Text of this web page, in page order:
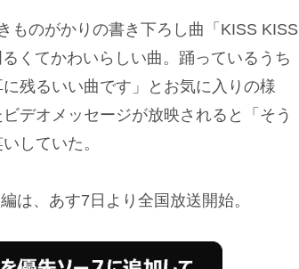
のがかりの書き下ろし曲「KISS KISS
くてかわいらしい曲。踊っているうち
残るいい曲です」とお気に入りの様
デオメッセージが放映されると「そう
していた。
は、あす7日より全国放送開始。